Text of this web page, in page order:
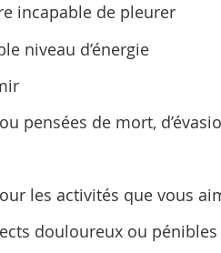
incapable de pleurer
niveau d’énergie
pensées de mort,
les activités que vous
douloureux ou